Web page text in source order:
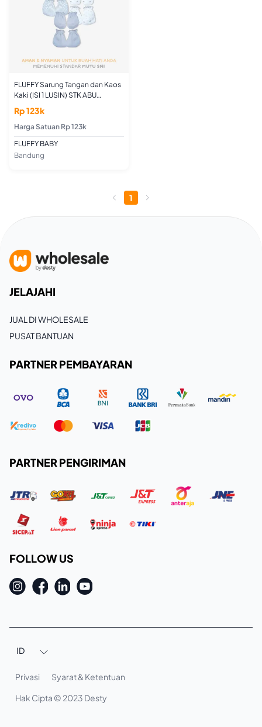
FLUFFY Sarung Tangan dan Kaos
Kaki (ISI 1 LUSIN) STK ABU
Newborn
Rp 123k
Harga Satuan Rp 123k
FLUFFY BABY
Bandung
1
JELAJAHI
JUAL DI WHOLESALE
PUSAT BANTUAN
PARTNER PEMBAYARAN
PARTNER PENGIRIMAN
FOLLOW US
ID 
Privasi
Syarat & Ketentuan
Hak Cipta © 2023 Desty